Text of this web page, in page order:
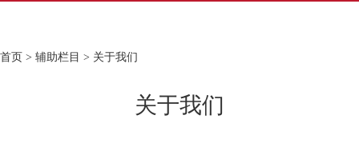
首页 > 辅助栏目 > 关于我们
关于我们